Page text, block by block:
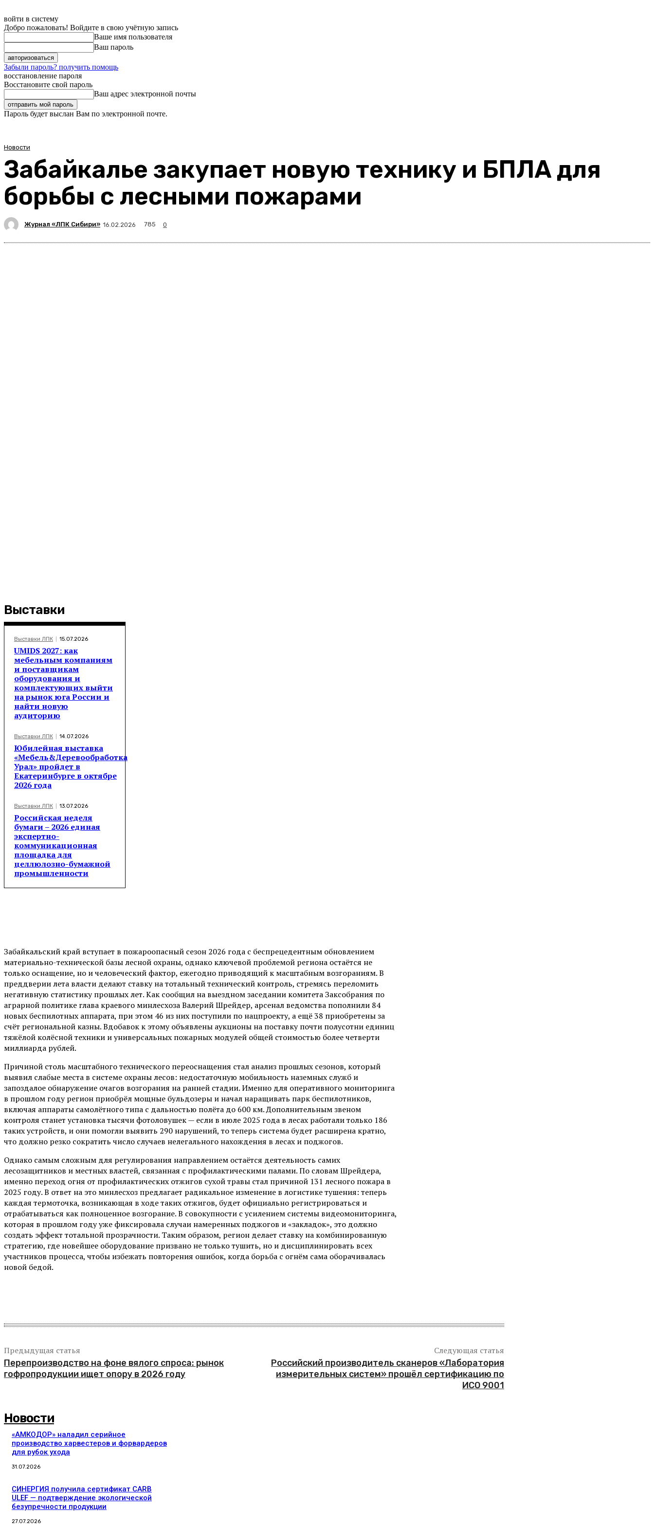
войти в систему
Добро пожаловать! Войдите в свою учётную запись
Ваше имя пользователя
Ваш пароль
Забыли пароль? получить помощь
восстановление пароля
Восстановите свой пароль
Ваш адрес электронной почты
Пароль будет выслан Вам по электронной почте.
Новости
Забайкалье закупает новую технику и БПЛА для
борьбы с лесными пожарами
Журнал «ЛПК Сибири» 16.02.2026 785 0
Выставки
Выставки ЛПК 15.07.2026
UMIDS 2027: как
мебельным компаниям
и поставщикам
оборудования и
комплектующих выйти
на рынок юга России и
найти новую
аудиторию
Выставки ЛПК 14.07.2026
Юбилейная выставка
«Мебель&Деревообработка
Урал» пройдет в
Екатеринбурге в октябре
2026 года
Выставки ЛПК 13.07.2026
Российская неделя
бумаги – 2026 единая
экспертно-
коммуникационная
площадка для
целлюлозно-бумажной
промышленности
Забайкальский край вступает в пожароопасный сезон 2026 года с беспрецедентным обновлением
материально-технической базы лесной охраны, однако ключевой проблемой региона остаётся не
только оснащение, но и человеческий фактор, ежегодно приводящий к масштабным возгораниям. В
преддверии лета власти делают ставку на тотальный технический контроль, стремясь переломить
негативную статистику прошлых лет. Как сообщил на выездном заседании комитета Заксобрания по
аграрной политике глава краевого минлесхоза Валерий Шрейдер, арсенал ведомства пополнили 84
новых беспилотных аппарата, при этом 46 из них поступили по нацпроекту, а ещё 38 приобретены за
счёт региональной казны. Вдобавок к этому объявлены аукционы на поставку почти полусотни единиц
тяжёлой колёсной техники и универсальных пожарных модулей общей стоимостью более четверти
миллиарда рублей.
Причиной столь масштабного технического переоснащения стал анализ прошлых сезонов, который
выявил слабые места в системе охраны лесов: недостаточную мобильность наземных служб и
запоздалое обнаружение очагов возгорания на ранней стадии. Именно для оперативного мониторинга
в прошлом году регион приобрёл мощные бульдозеры и начал наращивать парк беспилотников,
включая аппараты самолётного типа с дальностью полёта до 600 км. Дополнительным звеном
контроля станет установка тысячи фотоловушек — если в июле 2025 года в лесах работали только 186
таких устройств, и они помогли выявить 290 нарушений, то теперь система будет расширена кратно,
что должно резко сократить число случаев нелегального нахождения в лесах и поджогов.
Однако самым сложным для регулирования направлением остаётся деятельность самих
лесозащитников и местных властей, связанная с профилактическими палами. По словам Шрейдера,
именно переход огня от профилактических отжигов сухой травы стал причиной 131 лесного пожара в
2025 году. В ответ на это минлесхоз предлагает радикальное изменение в логистике тушения: теперь
каждая термоточка, возникающая в ходе таких отжигов, будет официально регистрироваться и
отрабатываться как полноценное возгорание. В совокупности с усилением системы видеомониторинга,
которая в прошлом году уже фиксировала случаи намеренных поджогов и «закладок», это должно
создать эффект тотальной прозрачности. Таким образом, регион делает ставку на комбинированную
стратегию, где новейшее оборудование призвано не только тушить, но и дисциплинировать всех
участников процесса, чтобы избежать повторения ошибок, когда борьба с огнём сама оборачивалась
новой бедой.
Предыдущая статья
Перепроизводство на фоне вялого спроса: рынок
гофропродукции ищет опору в 2026 году
Следующая статья
Российский производитель сканеров «Лаборатория
измерительных систем» прошёл сертификацию по
ИСО 9001
Новости
«АМКОДОР» наладил серийное
производство харвестеров и форвардеров
для рубок ухода
31.07.2026
СИНЕРГИЯ получила сертификат CARB
ULEF — подтверждение экологической
безупречности продукции
27.07.2026